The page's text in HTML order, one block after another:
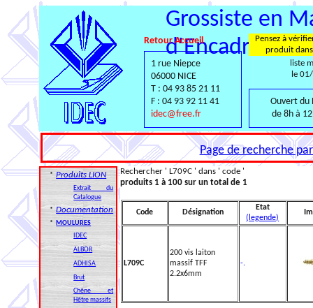
liste
le
Grossiste en
1 rue Niepce
06000 NICE
T : 04 93 85 21 11
F : 04 93 92 11 41
idec@free.fr
Ouvert du
de 8h à
Pensez à
produit
Retour Accueil
Page de recherche
* Produits LION
Extrait du
Catalogue
* Documentation
* MOULURES
IDEC
ALBOR
ADHISA
Brut
Chêne et
Hêtre massifs
Rechercher ' L709C ' dans ' code '
produits 1 à 100 sur un total de 1
Code Désignation
Etat
(legende)
L709C
200 vis laiton
massif TFF
2.2x6mm
-.